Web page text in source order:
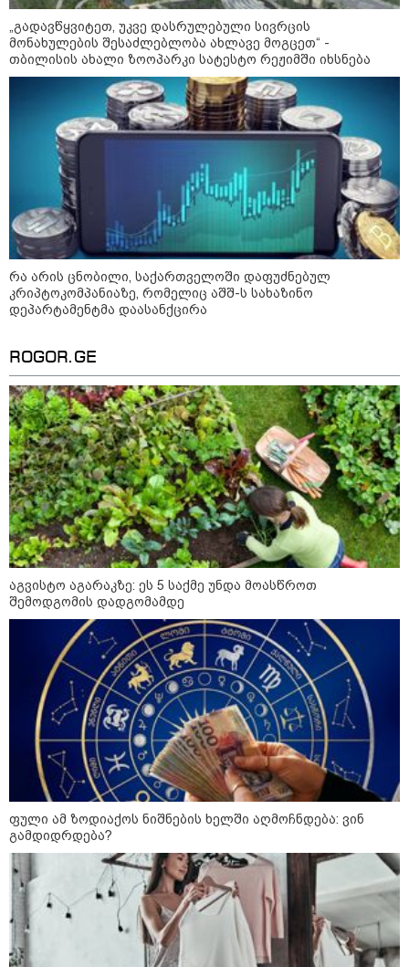
კატეგორიის ყველა სიახლე
კატეგორიები
9
აგვისტო
დღის ზოგადი
ასტროლოგიური
პროგნოზი
აგვისტო აგარაკზე: ეს 5 საქმე
უნდა მოასწროთ შემოდგომის
დადგომამდე
ფული ამ ზოდიაქოს ნიშნების
ხელში აღმოჩნდება: ვინ
გამდიდრდება?
როგორ ჩავიცვათ 40 წლის
შემდეგ: მილიონერების
სტილისტის 8 ოქროს წესი და
აუცილებელი სამოსი
„გადავწყვიტეთ, უკვე დასრულებული სივრცის
მონახულების შესაძლებლობა ახლავე მოგცეთ“ -
თბილისის ახალი ზოოპარკი სატესტო რეჟიმში იხსნება
რა არის ცნობილი, საქართველოში დაფუძნებულ
კრიპტოკომპანიაზე, რომელიც აშშ-ს სახაზინო
დეპარტამენტმა დაასანქცირა
ROGOR.GE
აგვისტო აგარაკზე: ეს 5 საქმე უნდა მოასწროთ
შემოდგომის დადგომამდე
ფული ამ ზოდიაქოს ნიშნების ხელში აღმოჩნდება: ვინ
გამდიდრდება?